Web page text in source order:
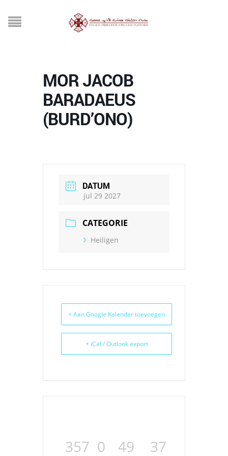
MOR JACOB
BARADAEUS
(BURD’ONO)
DATUM
jul 29 2027
CATEGORIE
Heiligen
+ Aan Google Kalender toevoegen
+ iCal / Outlook export
357 0 49 37